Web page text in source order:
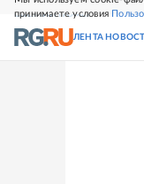
принимаете условия
СВЕЖИЙ НОМЕР
ЛЕНТА